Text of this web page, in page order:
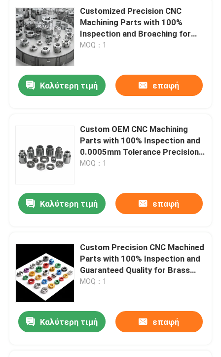
Σχετικά με εμάς
Επισκεψή εργοστασίου
Επικοινωνήστε μαζί μας
Ειδήσεις
Ανταλλακτικά κατεργασμένα με Cnc
Customized Precision CNC
Machining Parts with 100%
Inspection and Broaching for
Stainless Steel and Aluminum
MOQ：1
Καλύτερη τιμή επαφή
Custom OEM CNC Machining
Parts with 100% Inspection and
0.0005mm Tolerance Precision
CNC Turning Milling Parts
MOQ：1
Καλύτερη τιμή επαφή
Custom Precision CNC Machined
Parts with 100% Inspection and
Guaranteed Quality for Brass
Aluminum Steel Components
MOQ：1
Καλύτερη τιμή επαφή